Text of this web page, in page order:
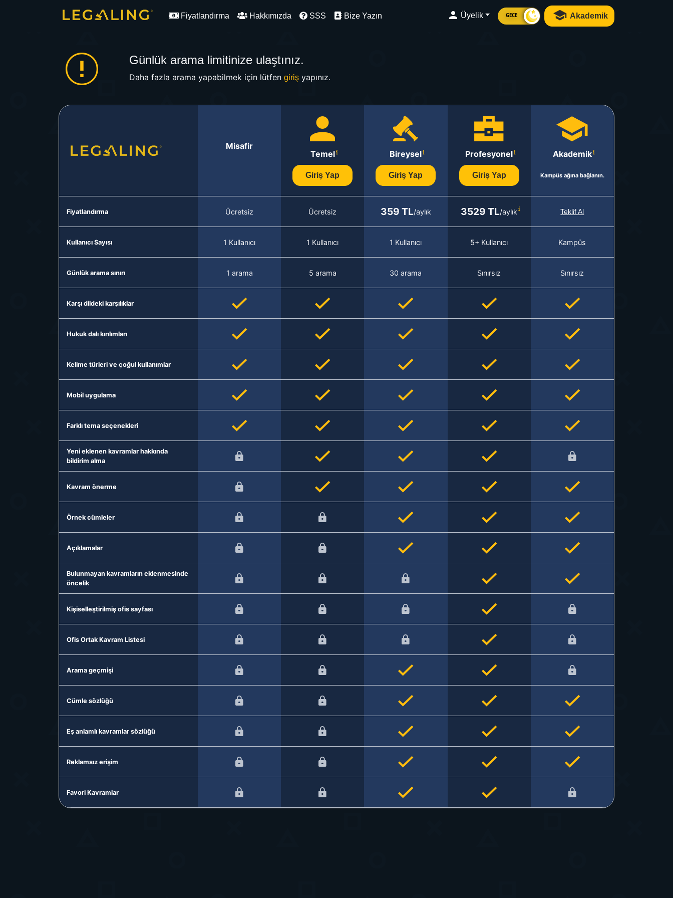
Fiyatlandırma Hakkımızda SSS Bize Yazın Üyelik GECE Akademik
Günlük arama limitinize ulaştınız.
Daha fazla arama yapabilmek için lütfen girişyapınız.
Misafir
Temel
Giriş Yap
Bireysel
Giriş Yap
Profesyonel
Giriş Yap
Akademik
Kampüs ağına bağlanın.
Fiyatlandırma Ücretsiz Ücretsiz 359 TL/aylık 3529 TL/aylık Teklif Al
Kullanıcı Sayısı 1 Kullanıcı 1 Kullanıcı 1 Kullanıcı 5+ Kullanıcı Kampüs
Günlük arama sınırı 1 arama 5 arama 30 arama Sınırsız Sınırsız
Karşı dildeki karşılıklar
Hukuk dalı kırılımları
Kelime türleri ve çoğul kullanımlar
Mobil uygulama
Farklı tema seçenekleri
Yeni eklenen kavramlar hakkında
bildirim alma
Kavram önerme
Örnek cümleler
Açıklamalar
Bulunmayan kavramların eklenmesinde
öncelik
Kişiselleştirilmiş ofis sayfası
Ofis Ortak Kavram Listesi
Arama geçmişi
Cümle sözlüğü
Eş anlamlı kavramlar sözlüğü
Reklamsız erişim
Favori Kavramlar